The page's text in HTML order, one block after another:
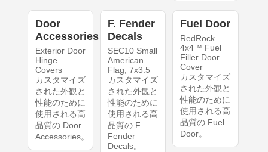
Door
Accessories
Exterior Door
Hinge
Covers
カスタマイズ
された外観と
性能のために
使用される高
品質の Door
Accessories。
F. Fender
Decals
SEC10 Small
American
Flag; 7x3.5
カスタマイズ
された外観と
性能のために
使用される高
品質の F.
Fender
Decals。
Fuel Door
RedRock
4x4™ Fuel
Filler Door
Cover
カスタマイズ
された外観と
性能のために
使用される高
品質の Fuel
Door。